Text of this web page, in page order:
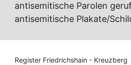
antisemitische Parolen
antisemitische Plakate/
Register Friedrichshain - Kreuzberg